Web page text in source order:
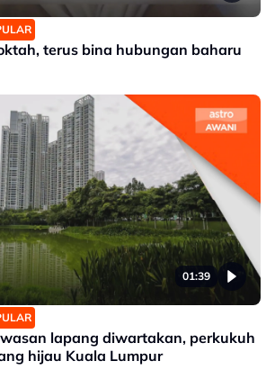
terus bina hubungan baharu
01:39
lapang diwartakan, perkukuh
hijau Kuala Lumpur